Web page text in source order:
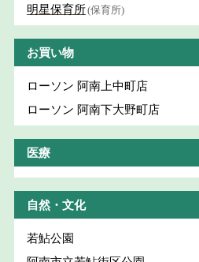
明星保育所(保育所)
お買い物
ローソン 阿南上中町店
ローソン 阿南下大野町店
医療
自然・文化
若鮎公園